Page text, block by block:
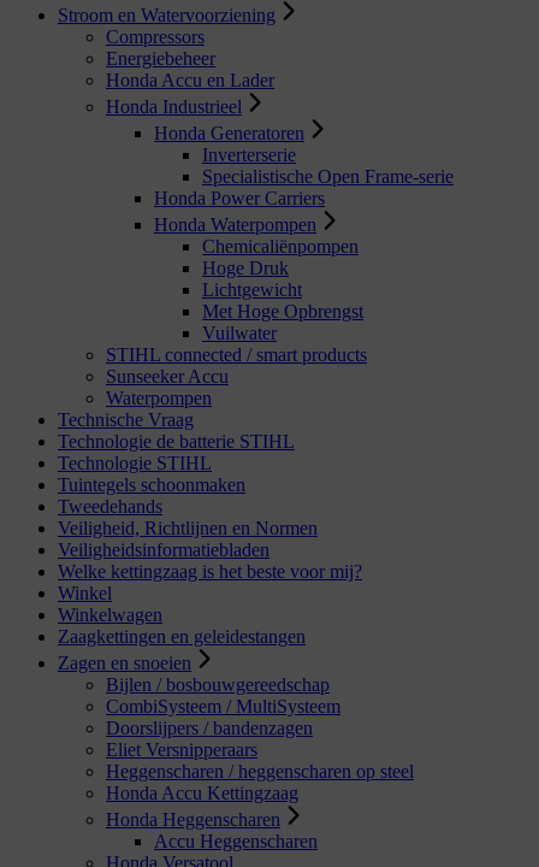
Stroom en Watervoorziening
Compressors
Energiebeheer
Honda Accu en Lader
Honda Industrieel
Honda Generatoren
Inverterserie
Specialistische Open Frame-serie
Honda Power Carriers
Honda Waterpompen
Chemicaliënpompen
Hoge Druk
Lichtgewicht
Met Hoge Opbrengst
Vuilwater
STIHL connected / smart products
Sunseeker Accu
Waterpompen
Technische Vraag
Technologie de batterie STIHL
Technologie STIHL
Tuintegels schoonmaken
Tweedehands
Veiligheid, Richtlijnen en Normen
Veiligheidsinformatiebladen
Welke kettingzaag is het beste voor mij?
Winkel
Winkelwagen
Zaagkettingen en geleidestangen
Zagen en snoeien
Bijlen / bosbouwgereedschap
CombiSysteem / MultiSysteem
Doorslijpers / bandenzagen
Eliet Versnipperaars
Heggenscharen / heggenscharen op steel
Honda Accu Kettingzaag
Honda Heggenscharen
Accu Heggenscharen
Honda Versatool